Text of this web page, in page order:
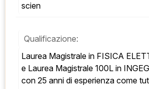
scien
Qualificazione:
Laurea Magistrale in FISICA
e Laurea Magistrale 100L in
con 25 anni di esperienza come